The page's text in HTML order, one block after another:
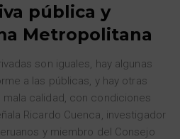
pública y
Metropolitana
son iguales, hay algunas
a las públicas, y hay otras
calidad, con condiciones
Ricardo Cuenca, investigador
y miembro del Consejo